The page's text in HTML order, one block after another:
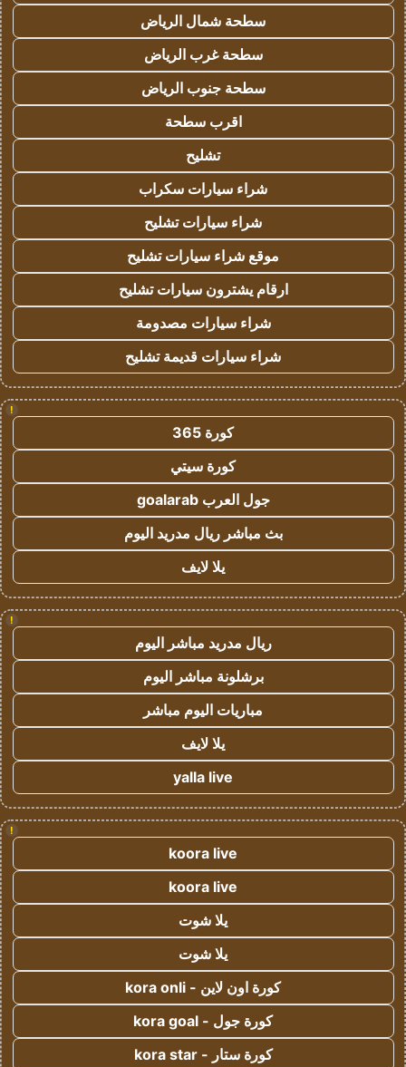
سطحة شمال الرياض
سطحة غرب الرياض
سطحة جنوب الرياض
اقرب سطحة
تشليح
شراء سيارات سكراب
شراء سيارات تشليح
موقع شراء سيارات تشليح
ارقام يشترون سيارات تشليح
شراء سيارات مصدومة
شراء سيارات قديمة تشليح
!
كورة 365
كورة سيتي
جول العرب goalarab
بث مباشر ريال مدريد اليوم
يلا لايف
!
ريال مدريد مباشر اليوم
برشلونة مباشر اليوم
مباريات اليوم مباشر
يلا لايف
yalla live
!
koora live
koora live
يلا شوت
يلا شوت
كورة اون لاين - kora onli
كورة جول - kora goal
كورة ستار - kora star